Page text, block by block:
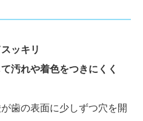
ッキリ
汚れや着色をつきにくく
歯の表面に少しずつ穴を開